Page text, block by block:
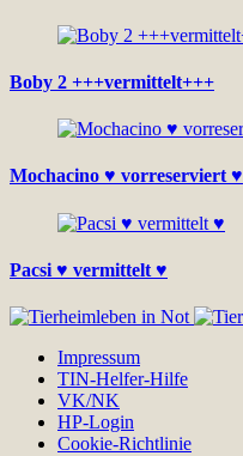
Boby 2 +++vermittelt+++
Mochacino ♥ vorreserviert ♥
Pacsi ♥ vermittelt ♥
Impressum
TIN-Helfer-Hilfe
VK/NK
HP-Login
Cookie-Richtlinie